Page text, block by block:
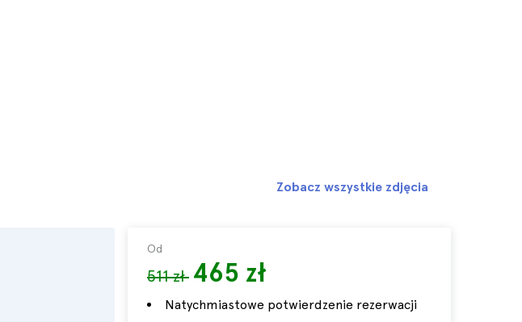
Od
511 zł 465 zł
Natychmiastowe potwierdzenie rezerwacji
Zobacz wszystkie zdjęcia